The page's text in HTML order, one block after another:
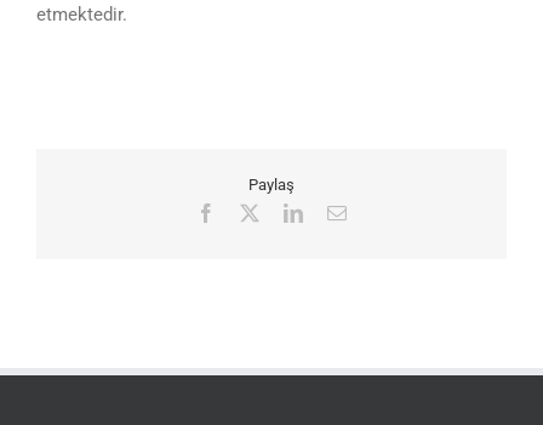
etmektedir.
Paylaş
Facebook LinkedIn
E-